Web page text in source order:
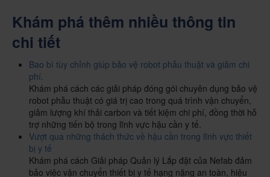
Khám phá thêm nhiều thông tin
chi tiết
Bao bì tùy chỉnh giúp bảo vệ robot phẫu thuật và giảm chi
phí.
Khám phá cách các giải pháp đóng gói chuyên dụng bảo vệ
robot phẫu thuật có giá trị cao trong quá trình vận chuyển,
giảm lượng khí thải carbon và tiết kiệm chi phí, đồng thời hỗ
trợ những tiến bộ trong lĩnh vực hậu cần y tế.
Vượt qua những thách thức về hậu cần trong lĩnh vực thiết
bị y tế
Khám phá cách Giải pháp Quản lý Lắp đặt của Nefab đảm
bảo việc vận chuyển thiết bị y tế hạng nặng an toàn, hiệu